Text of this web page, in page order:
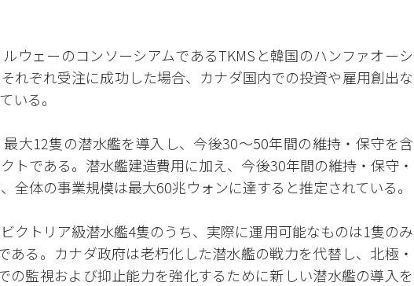
ウェーのコンソーシアムであるTKMSと韓国のハンファオーシ
れぞれ受注に成功した場合、カナダ国内での投資や雇用創出な
いる。
大12隻の潜水艦を導入し、今後30～50年間の維持・保守を含
トである。潜水艦建造費用に加え、今後30年間の維持・保守・
全体の事業規模は最大60兆ウォンに達すると推定されている。
クトリア級潜水艦4隻のうち、実際に運用可能なものは1隻のみ
ある。カナダ政府は老朽化した潜水艦の戦力を代替し、北極・
の監視および抑止能力を強化するために新しい潜水艦の導入を